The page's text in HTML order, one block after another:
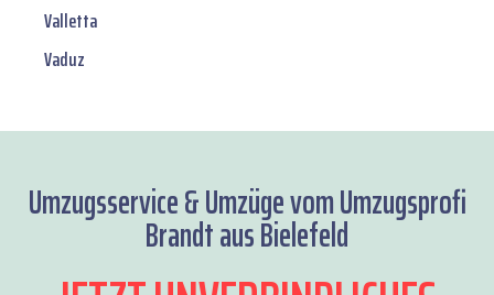
Valletta
Vaduz
Umzugsservice & Umzüge vom Umzugsprofi
Brandt aus Bielefeld